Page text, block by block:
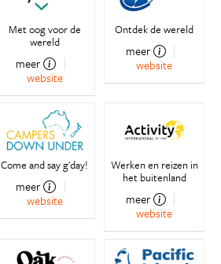
Met oog voor de
wereld
meer
website
Ontdek de wereld
meer
website
Come and say g'day!
meer
website
Werken en reizen in
het buitenland
meer
website